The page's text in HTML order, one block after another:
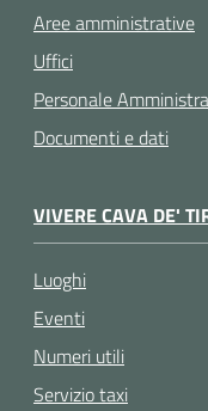
Aree amministrative
Uffici
Personale
Documenti e dati
VIVERE CAVA DE'
Luoghi
Eventi
Numeri utili
Servizio taxi